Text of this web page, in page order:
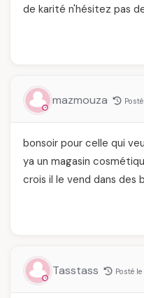
de karité n'hésitez pas
mazmouza
bonsoir pour celle qui
ya un magasin
crois il le vend dans des
Tasstass Posté